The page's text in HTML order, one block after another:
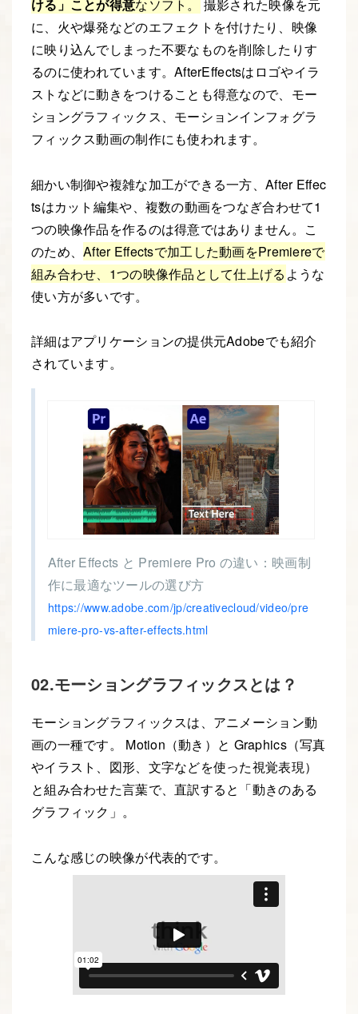
ける」ことが得意なソフト。
撮影された映像を元
に、火や爆発などのエフェクトを付けたり、映像
に映り込んでしまった不要なものを削除したりす
るのに使われています。AfterEffectsはロゴやイラ
ストなどに動きをつけることも得意なので、モー
ショングラフィックス、モーションインフォグラ
フィックス動画の制作にも使われます。
細かい制御や複雑な加工ができる一方、After Effec
tsはカット編集や、複数の動画をつなぎ合わせて1
つの映像作品を作るのは得意ではありません。こ
のため、After Effectsで加工した動画をPremiereで
組み合わせ、1つの映像作品として仕上げる ような
使い方が多いです。
詳細はアプリケーションの提供元Adobeでも紹介
されています。
After Effects と Premiere Pro の違い：映画制
作に最適なツールの選び方
https://www.adobe.com/jp/creativecloud/video/pre
miere-pro-vs-after-effects.html
02.モーショングラフィックスとは？
モーショングラフィックスは、アニメーション動
画の一種です。 Motion（動き）と Graphics（写真
やイラスト、図形、文字などを使った視覚表現）
と組み合わせた言葉で、直訳すると「動きのある
グラフィック」。
こんな感じの映像が代表的です。